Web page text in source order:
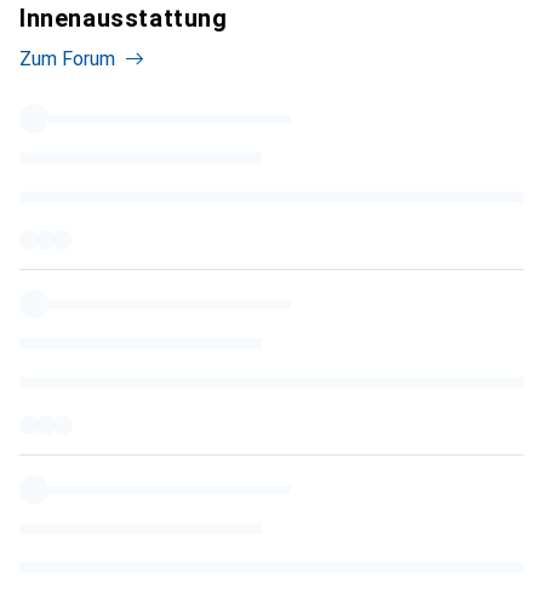
Innenausstattung
Zum Forum